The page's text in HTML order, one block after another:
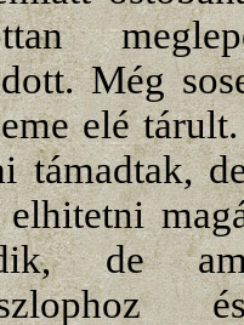
Még
elé
támadtak,
elhitetni
de